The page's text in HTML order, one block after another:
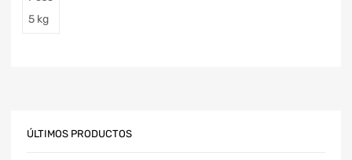
5 kg
ÚLTIMOS PRODUCTOS